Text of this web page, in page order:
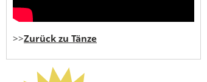
>>Zurück zu Tänze